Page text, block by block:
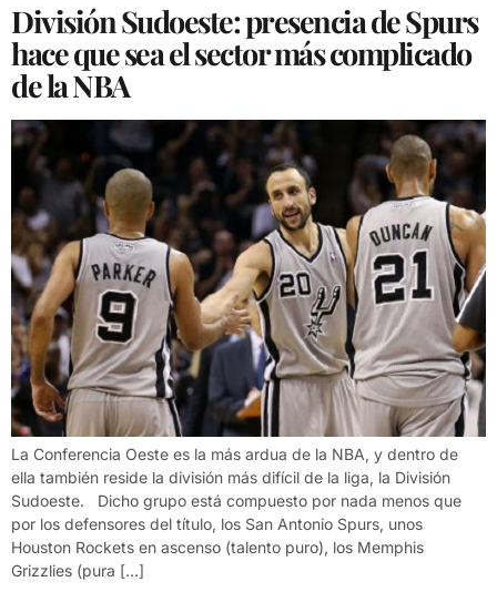
División Sudoeste: presencia de Spurs
hace que sea el sector más complicado
de la NBA
La Conferencia Oeste es la más ardua de la NBA, y dentro de
ella también reside la división más difícil de la liga, la División
Sudoeste. Dicho grupo está compuesto por nada menos que
por los defensores del título, los San Antonio Spurs, unos
Houston Rockets en ascenso (talento puro), los Memphis
Grizzlies (pura […]